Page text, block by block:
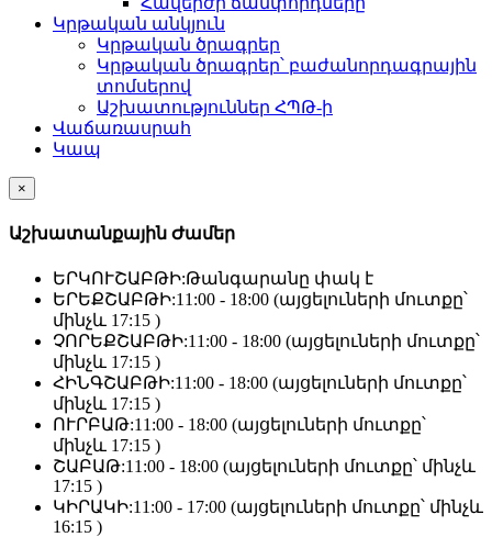
Կրթական անկյուն
Կրթական ծրագրեր
Կրթական ծրագրեր՝ բաժանորդագրային
տոմսերով
Աշխատություններ ՀՊԹ-ի
Վաճառասրահ
Կապ
×
Աշխատանքային Ժամեր
ԵՐԿՈՒՇԱԲԹԻ:Թանգարանը փակ է
ԵՐԵՔՇԱԲԹԻ:11:00 - 18:00 (այցելուների մուտքը՝
մինչև 17:15 )
ՉՈՐԵՔՇԱԲԹԻ:11:00 - 18:00 (այցելուների մուտքը՝
մինչև 17:15 )
ՀԻՆԳՇԱԲԹԻ:11:00 - 18:00 (այցելուների մուտքը՝
մինչև 17:15 )
ՈՒՐԲԱԹ:11:00 - 18:00 (այցելուների մուտքը՝
մինչև 17:15 )
ՇԱԲԱԹ:11:00 - 18:00 (այցելուների մուտքը՝ մինչև
17:15 )
ԿԻՐԱԿԻ:11:00 - 17:00 (այցելուների մուտքը՝ մինչև
16:15 )